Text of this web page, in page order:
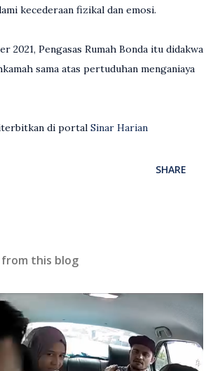
kecederaan fizikal dan emosi.
2021, Pengasas Rumah Bonda itu didakwa
sama atas pertuduhan menganiaya
di portal Sinar Harian
SHARE
this blog